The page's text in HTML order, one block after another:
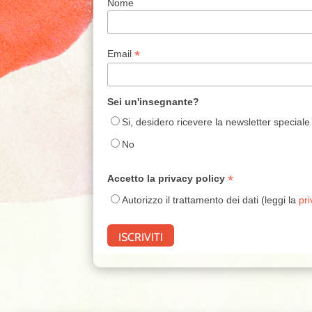
Nome
Email*
Sei un'insegnante?
Si, desidero ricevere la newsletter
No
Accetto la privacy policy*
Autorizzo il trattamento dei dati (leggi la